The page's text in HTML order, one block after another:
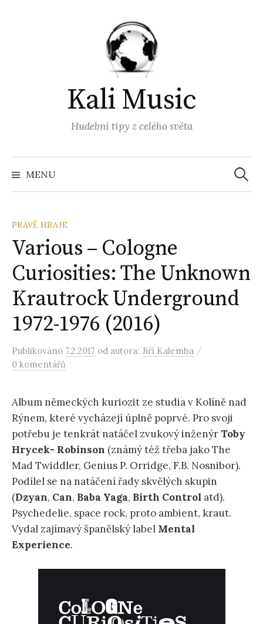
Kali Music
Hudební tipy z celého světa
MENU
PRÁVĚ HRAJE
Various – Cologne
Curiosities: The Unknown
Krautrock Underground
1972-1976 (2016)
Publikováno 7.2.2017 od autora: Jiří Kalemba /
0 komentářů
Album německých kuriozit ze studia v Kolíně nad
Rýnem, které vycházejí úplně poprvé. Pro svoji
potřebu je tenkrát natáčel zvukový inženýrToby
Hrycek- Robinson (známý též třeba jako The
Mad Twiddler, Genius P. Orridge, F.B. Nosnibor).
Podílel se na natáčení řady skvělých skupin
(Dzyan, Can, Baba Yaga, Birth Control atd).
Psychedelie, space rock, proto ambient, kraut.
Vydal zajímavý španělský label Mental
Experience.